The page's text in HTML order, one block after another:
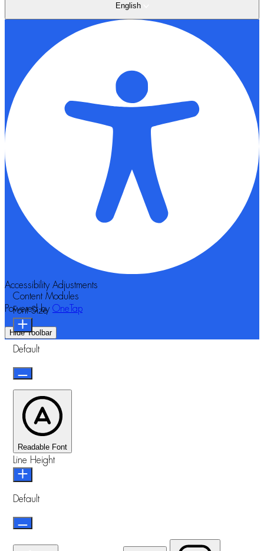
English
Accessibility Adjustments
Powered by OneTap
Hide Toolbar
Content Modules
Font Size
Default
Readable Font
Line Height
Default